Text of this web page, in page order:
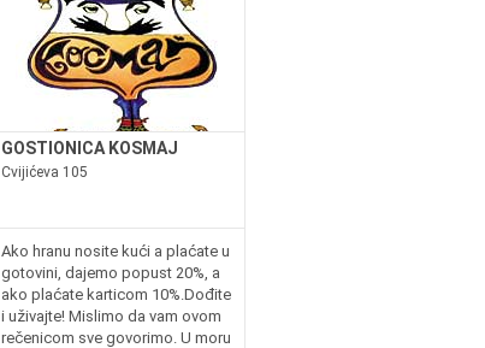
GOSTIONICA KOSMAJ
Cvijićeva 105
Ako hranu nosite kući a plaćate u
gotovini, dajemo popust 20%, a
ako plaćate karticom 10%.Dođite
i uživajte! Mislimo da vam ovom
rečenicom sve govorimo. U moru